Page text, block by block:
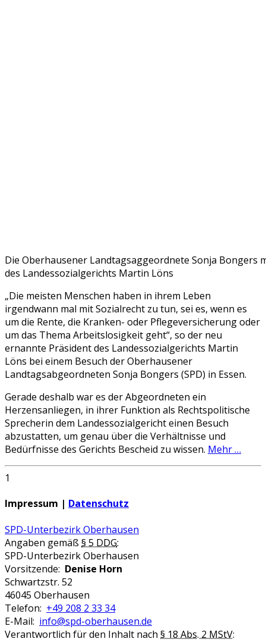
Die Oberhausener Landtagsaggeordnete Sonja Bongers
des Landessozialgerichts Martin Löns
„Die meisten Menschen haben in ihrem Leben
irgendwann mal mit Sozialrecht zu tun, sei es, wenn es
um die Rente, die Kranken- oder Pflegeversicherung oder
um das Thema Arbeitslosigkeit geht“, so der neu
ernannte Präsident des Landessozialgerichts Martin
Löns bei einem Besuch der Oberhausener
Landtagsabgeordneten Sonja Bongers (SPD) in Essen.
Gerade deshalb war es der Abgeordneten ein
Herzensanliegen, in ihrer Funktion als Rechtspolitische
Sprecherin dem Landessozialgericht einen Besuch
abzustatten, um genau über die Verhältnisse und
Bedürfnisse des Gerichts Bescheid zu wissen. Mehr …
1
Impressum | Datenschutz
SPD-Unterbezirk Oberhausen
Angaben gemäß § 5 DDG:
SPD-Unterbezirk Oberhausen
Vorsitzende: Denise Horn
Schwartzstr. 52
46045 Oberhausen
Telefon: +49 208 2 33 34
E-Mail: info@spd-oberhausen.de
Verantwortlich für den Inhalt nach § 18 Abs. 2 MStV: